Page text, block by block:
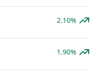
2.10%
1.90%